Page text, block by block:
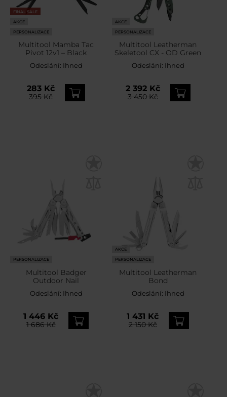
FINAL SALE
AKCE
PERSONALIZACE
Multitool Mamba Tac
Pivot 12v1 – Black
Odeslání: Ihned
283 Kč
395 Kč
AKCE
PERSONALIZACE
Multitool Leatherman
Skeletool CX - OD Green
Odeslání: Ihned
2 392 Kč
3 450 Kč
PERSONALIZACE
Multitool Badger
Outdoor Nail
Odeslání: Ihned
1 446 Kč
1 686 Kč
AKCE
PERSONALIZACE
Multitool Leatherman
Bond
Odeslání: Ihned
1 431 Kč
2 150 Kč